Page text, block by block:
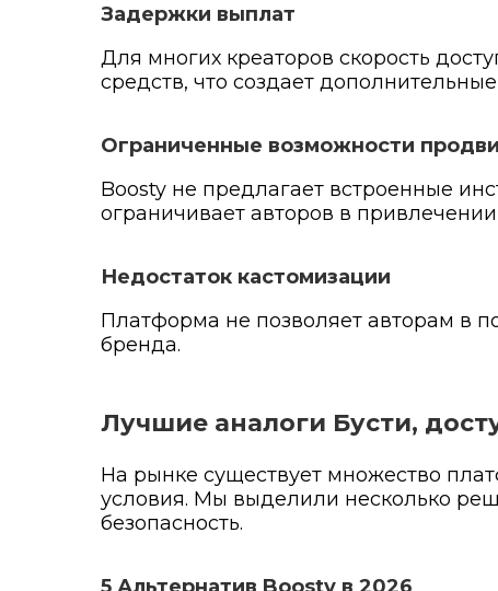
Задержки выплат
Для многих креаторов скорость
средств, что создает
Ограниченные возможности
Boosty не предлагает встроенные
ограничивает авторов в
Недостаток кастомизации
Платформа не позволяет авторам в
бренда.
Лучшие аналоги Бусти,
На рынке существует множество
условия. Мы выделили несколько
безопасность.
5 Альтернатив Boosty в 2026